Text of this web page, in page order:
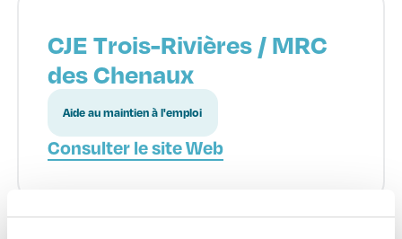
CJE Trois-Rivières / MRC
des Chenaux
Aide au maintien à l'emploi
Consulter le site Web